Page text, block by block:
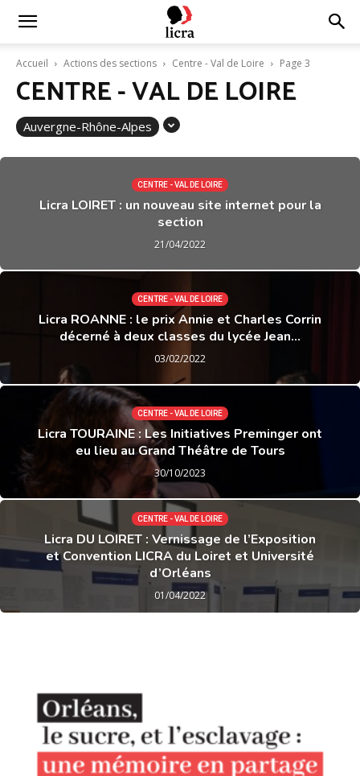
Licra
Antiraciste
Accueil Actions des sections Centre - Val de Loire Page 3
CENTRE - VAL DE LOIRE
Auvergne-Rhône-Alpes
CENTRE - VAL DE LOIRE
Licra LOIRET : un nouveau site internet pour la
section
21/04/2022
CENTRE - VAL DE LOIRE
Licra ROANNE : le prix Annie et Charles Corrin
décerné à deux classes du lycée Jean...
03/02/2022
CENTRE - VAL DE LOIRE
Licra TOURAINE : Les Initiatives Preminger ont
eu lieu au Grand Théâtre de Tours
30/10/2023
CENTRE - VAL DE LOIRE
Licra DU LOIRET : Vernissage de l’Exposition
et Convention LICRA du Loiret et Université
d’Orléans
01/04/2022